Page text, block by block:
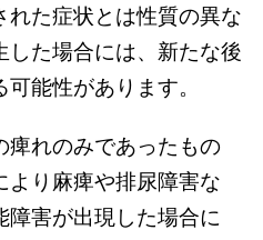
れた症状とは性質の異な
した場合には、新たな後
能性があります。
痺れのみであったもの
より麻痺や排尿障害な
障害が出現した場合に